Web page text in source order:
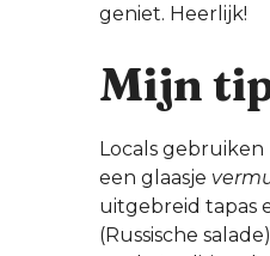
geniet. Heerlijk!
Mijn
Locals gebruiken
een glaasje
uitgebreid tapas
(Russische